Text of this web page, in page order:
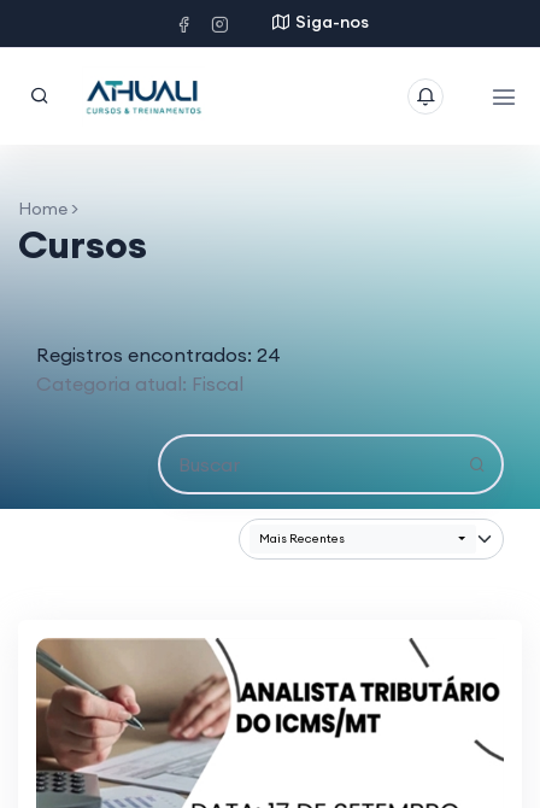
Siga-nos
Home >
Cursos
Registros encontrados: 24
Categoria atual: Fiscal
Mais Recentes